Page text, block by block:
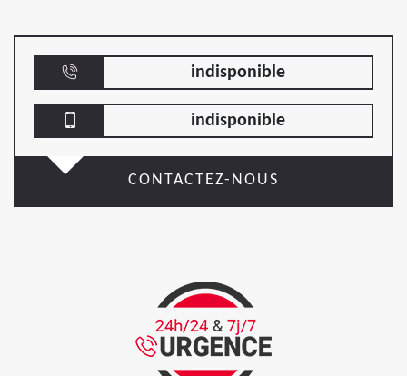
indisponible
indisponible
CONTACTEZ-NOUS